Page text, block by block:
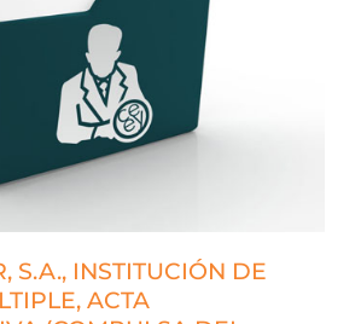
S.A., INSTITUCIÓN DE
ACTA